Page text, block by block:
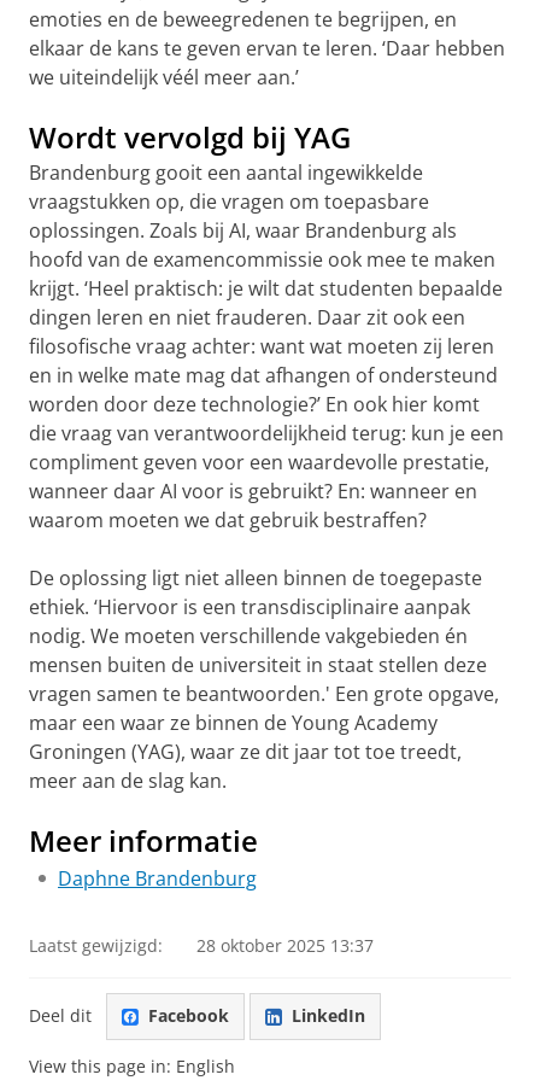
emoties en de beweegredenen te begrijpen, en
elkaar de kans te geven ervan te leren. ‘Daar hebben
we uiteindelijk véél meer aan.’
Wordt vervolgd bij YAG
Brandenburg gooit een aantal ingewikkelde
vraagstukken op, die vragen om toepasbare
oplossingen. Zoals bij AI, waar Brandenburg als
hoofd van de examencommissie ook mee te maken
krijgt. ‘Heel praktisch: je wilt dat studenten bepaalde
dingen leren en niet frauderen. Daar zit ook een
filosofische vraag achter: want wat moeten zij leren
en in welke mate mag dat afhangen of ondersteund
worden door deze technologie?’ En ook hier komt
die vraag van verantwoordelijkheid terug: kun je een
compliment geven voor een waardevolle prestatie,
wanneer daar AI voor is gebruikt? En: wanneer en
waarom moeten we dat gebruik bestraffen?
De oplossing ligt niet alleen binnen de toegepaste
ethiek. ‘Hiervoor is een transdisciplinaire aanpak
nodig. We moeten verschillende vakgebieden én
mensen buiten de universiteit in staat stellen deze
vragen samen te beantwoorden.' Een grote opgave,
maar een waar ze binnen de Young Academy
Groningen (YAG), waar ze dit jaar tot toe treedt,
meer aan de slag kan.
Meer informatie
Daphne Brandenburg
Laatst gewijzigd: 28 oktober 2025 13:37
Deel dit Facebook LinkedIn
View this page in: English